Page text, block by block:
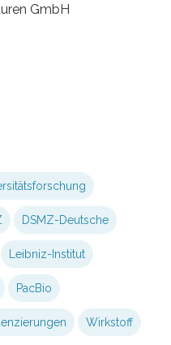
GmbH
DSMZ-Deutsche
Leibniz-Institut
PacBio
Wirkstoff